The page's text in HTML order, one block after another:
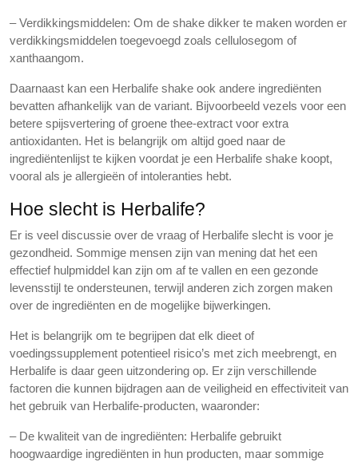
– Verdikkingsmiddelen: Om de shake dikker te maken worden er
verdikkingsmiddelen toegevoegd zoals cellulosegom of
xanthaangom.
Daarnaast kan een Herbalife shake ook andere ingrediënten
bevatten afhankelijk van de variant. Bijvoorbeeld vezels voor een
betere spijsvertering of groene thee-extract voor extra
antioxidanten. Het is belangrijk om altijd goed naar de
ingrediëntenlijst te kijken voordat je een Herbalife shake koopt,
vooral als je allergieën of intoleranties hebt.
Hoe slecht is Herbalife?
Er is veel discussie over de vraag of Herbalife slecht is voor je
gezondheid. Sommige mensen zijn van mening dat het een
effectief hulpmiddel kan zijn om af te vallen en een gezonde
levensstijl te ondersteunen, terwijl anderen zich zorgen maken
over de ingrediënten en de mogelijke bijwerkingen.
Het is belangrijk om te begrijpen dat elk dieet of
voedingssupplement potentieel risico’s met zich meebrengt, en
Herbalife is daar geen uitzondering op. Er zijn verschillende
factoren die kunnen bijdragen aan de veiligheid en effectiviteit van
het gebruik van Herbalife-producten, waaronder:
– De kwaliteit van de ingrediënten: Herbalife gebruikt
hoogwaardige ingrediënten in hun producten, maar sommige